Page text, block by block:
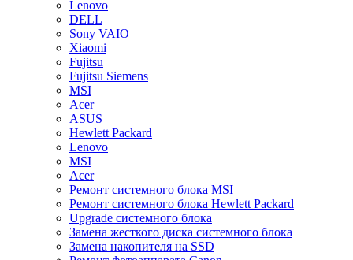
Lenovo
DELL
Sony VAIO
Xiaomi
Fujitsu
Fujitsu Siemens
MSI
Acer
ASUS
Hewlett Packard
Lenovo
MSI
Acer
Ремонт системного блока MSI
Ремонт системного блока Hewlett Packard
Upgrade системного блока
Замена жесткого диска системного блока
Замена накопителя на SSD